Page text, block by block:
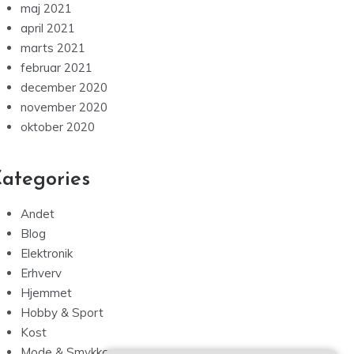
maj 2021
april 2021
marts 2021
februar 2021
december 2020
november 2020
oktober 2020
Andet
Blog
Elektronik
Erhverv
Hjemmet
Hobby & Sport
Kost